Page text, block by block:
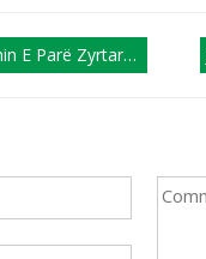
Të Bashkimit